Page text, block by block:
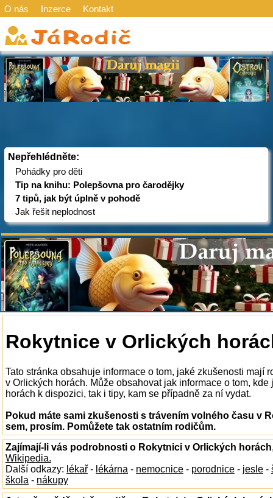
O nás Inzerce Kontakt
Nepřehlédněte:
Pohádky pro děti
Tip na knihu: Polepšovna pro čarodějky
7 tipů, jak být úplně v pohodě
Jak řešit neplodnost
Rokytnice v Orlických
Tato stránka obsahuje informace o tom, jaké zkušenosti mají
v Orlických horách. Může obsahovat jak informace o tom,
horách k dispozici, tak i tipy, kam se případně za ní vydat.
Pokud máte sami zkušenosti s trávením volného času v
sem, prosím. Pomůžete tak ostatním rodičům.
Zajímají-li vás podrobnosti o Rokytnici v Orlických horách
Wikipedia.
Další odkazy: lékař - lékárna - nemocnice - porodnice - jesle -
škola - nákupy